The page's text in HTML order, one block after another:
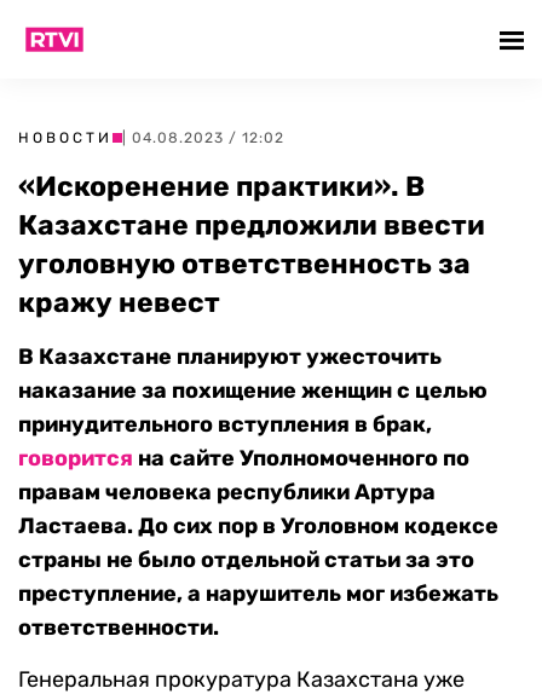
НОВОСТИ | 04.08.2023 / 12:02
«Искоренение практики». В
Казахстане предложили ввести
уголовную ответственность за
кражу невест
В Казахстане планируют ужесточить
наказание за похищение женщин с целью
принудительного вступления в брак,
говорится на сайте Уполномоченного по
правам человека республики Артура
Ластаева. До сих пор в Уголовном кодексе
страны не было отдельной статьи за это
преступление, а нарушитель мог избежать
ответственности.
Генеральная прокуратура Казахстана уже